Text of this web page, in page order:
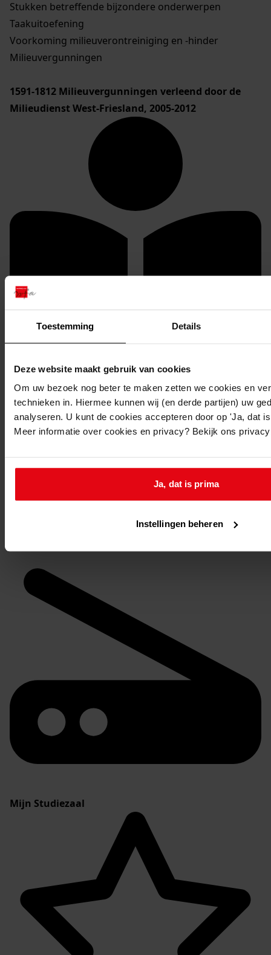
Toestemming Details
Deze website maakt gebruik van cookies
Om uw bezoek nog beter te maken zetten we cookies en
technieken in. Hiermee kunnen wij (en derde partijen) uw
analyseren. U kunt de cookies accepteren door op 'Ja, dat
Meer informatie over cookies en privacy? Bekijk ons
Ja, dat is prima
Instellingen beheren
Stukken betreffende bijzondere onderwerpen
Taakuitoefening
Voorkoming milieuverontreiniging en -hinder
Milieuvergunningen
1591-1812 Milieuvergunningen verleend door de
Milieudienst West-Friesland, 2005-2012
U kunt dit stuk / deze stukken in origineel raadplegen
in de studiezaal van het Westfries Archief (WFA).
U heeft daarvoor de volgende gegevens nodig:
Archiefnummer: 2203
Op de aangegeven reserveringsdatum liggen de
Mijn Studiezaal